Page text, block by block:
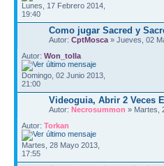
Lunes, 17 Febrero 2014,
19:40
Como jugar Sacred y
Autor: CptMosca » Jueves, 02
Autor: Won_tolla
Domingo, 02 Junio 2013,
21:00
Videoguia, Abrir 2 Veces
Autor: Necrosummon » Martes,
Autor: Torkan
Martes, 28 Mayo 2013,
17:55